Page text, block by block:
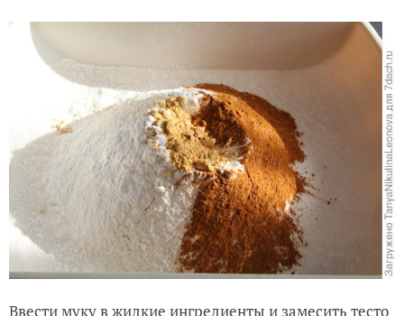
Ввести муку в жидкие ингредиенты и замесить тесто